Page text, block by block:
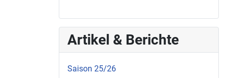
Artikel & Berichte
Saison 25/26